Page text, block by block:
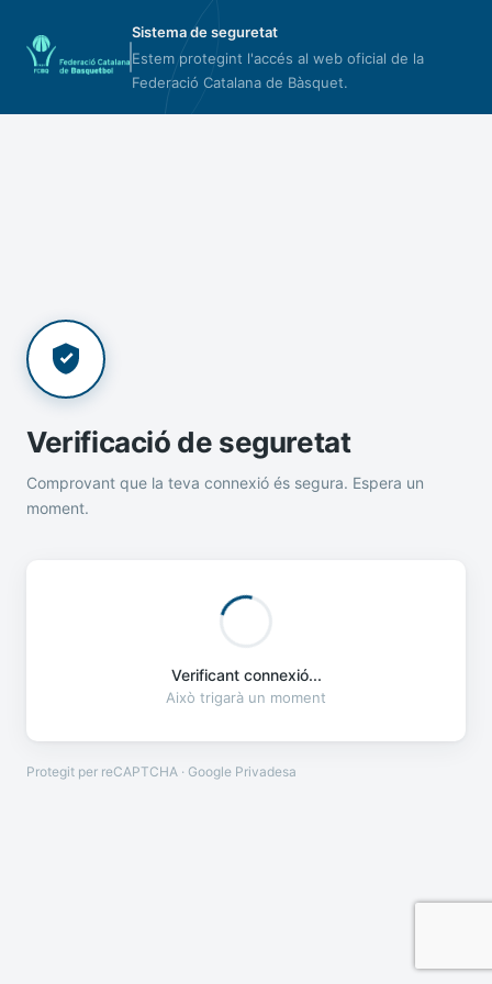
Sistema de seguretat
Estem protegint l'accés al web oficial de la
Federació Catalana de Bàsquet.
Verificació de seguretat
Comprovant que la teva connexió és segura. Espera un
moment.
Verificant connexió...
Això trigarà un moment
Protegit per reCAPTCHA · Google Privadesa